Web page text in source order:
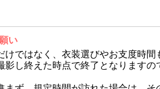
い
けではなく、衣装選びやお支度時
影し終えた時点で終了となります